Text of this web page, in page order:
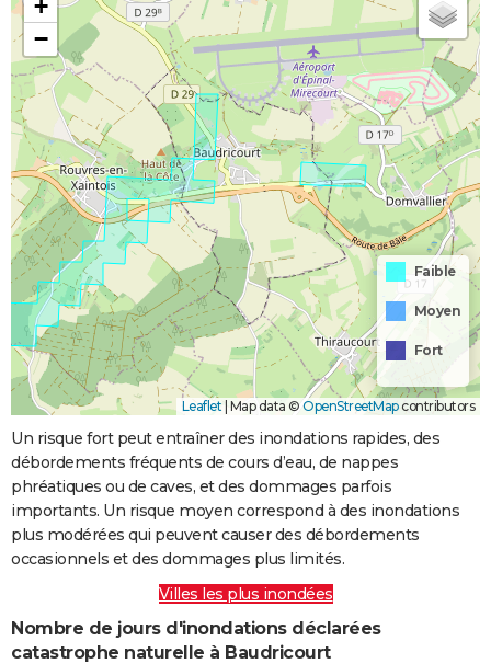
+
−
Faible
Moyen
Fort
Leaflet | Map data © OpenStreetMapcontributors
Un risque fort peut entraîner des inondations rapides, des
débordements fréquents de cours d’eau, de nappes
phréatiques ou de caves, et des dommages parfois
importants. Un risque moyen correspond à des inondations
plus modérées qui peuvent causer des débordements
occasionnels et des dommages plus limités.
Villes les plus inondées
Nombre de jours d'inondations déclarées
catastrophe naturelle à Baudricourt